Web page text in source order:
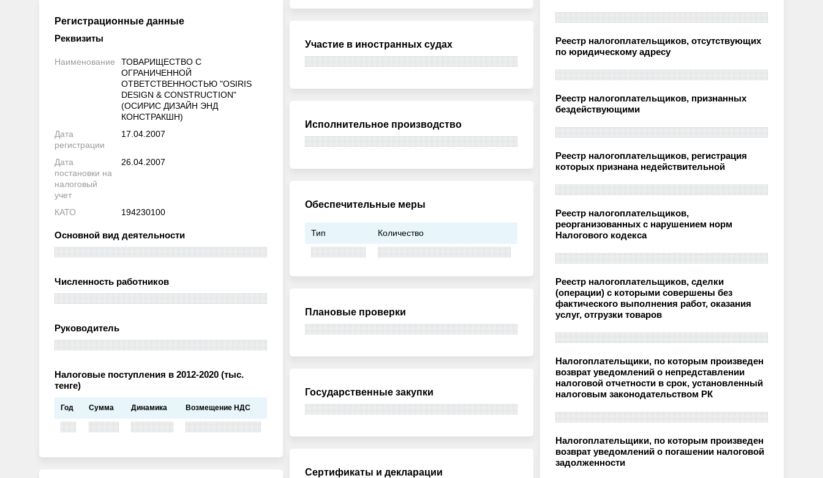
Регистрационные данные
Реквизиты
Наименование
ТОВАРИЩЕСТВО С
ОГРАНИЧЕННОЙ
ОТВЕТСТВЕННОСТЬЮ "OSIRIS
DESIGN & CONSTRUCTION"
(ОСИРИС ДИЗАЙН ЭНД
КОНСТРАКШН)
Дата
регистрации
17.04.2007
Дата
постановки на
налоговый
учет
26.04.2007
КАТО 194230100
Основной вид деятельности
Численность работников
Руководитель
Налоговые поступления в 2012-2020 (тыс.
тенге)
Год Сумма Динамика Возмещение НДС
Участие в иностранных судах
Исполнительное производство
Обеспечительные меры
Тип Количество
Плановые проверки
Государственные закупки
Сертификаты и декларации
Реестр налогоплательщиков, отсутствующих
по юридическому адресу
Реестр налогоплательщиков, признанных
бездействующими
Реестр налогоплательщиков, регистрация
которых признана недействительной
Реестр налогоплательщиков,
реорганизованных с нарушением норм
Налогового кодекса
Реестр налогоплательщиков, сделки
(операции) с которыми совершены без
фактического выполнения работ, оказания
услуг, отгрузки товаров
Налогоплательщики, по которым произведен
возврат уведомлений о непредставлении
налоговой отчетности в срок, установленный
налоговым законодательством РК
Налогоплательщики, по которым произведен
возврат уведомлений о погашении налоговой
задолженности